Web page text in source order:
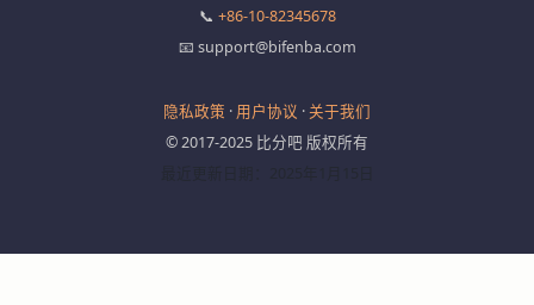
📞 +86-10-82345678
📧 support@bifenba.com
隐私政策 · 用户协议 ·关于我们
© 2017-2025 比分吧 版权所有